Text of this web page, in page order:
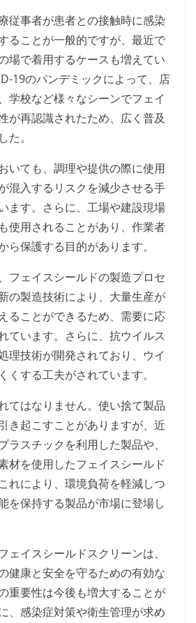
従事者が患者との接触時に感染
ることが一般的ですが、最近で
場で着用するケースも増えてい
19のパンデミックによって、店
学校など様々なシーンでフェイ
が再認識されたため、広く普及
。
いても、調理や提供の際に使用
混入するリスクを減少させる手
ます。さらに、工場や建設現場
使用されることがあり、作業者
ら保護する目的があります。
フェイスシールドの製造プロセ
の製造技術により、大量生産が
ることができるため、需要に応
ています。さらに、抗ウイルス
理技術が開発されており、ウイ
くする工夫がされています。
てはなりません。使い捨て製品
き起こすことがありますが、近
ラスチックを利用した製品や、
材を使用したフェイスシールド
れにより、環境負荷を軽減しつ
を保持する製品が市場に登場し
ェイスシールドスクリーンは、
健康と安全を守るための有効な
重要性は今後も増大することが
、感染症対策や衛生管理が求め